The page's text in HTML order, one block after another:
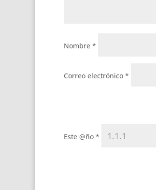
Nombre *
Correo electrónico *
Este @ño *